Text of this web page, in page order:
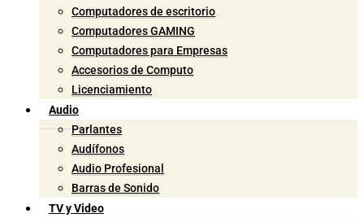
Computadores de escritorio
Computadores GAMING
Computadores para Empresas
Accesorios de Computo
Licenciamiento
Audio
Parlantes
Audífonos
Audio Profesional
Barras de Sonido
TV y Video